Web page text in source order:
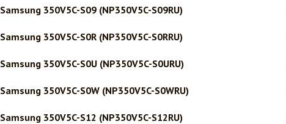
Samsung 350V5C-S09 (NP350V5C-S09RU)
Samsung 350V5C-S0R (NP350V5C-S0RRU)
Samsung 350V5C-S0U (NP350V5C-S0URU)
Samsung 350V5C-S0W (NP350V5C-S0WRU)
Samsung 350V5C-S12 (NP350V5C-S12RU)